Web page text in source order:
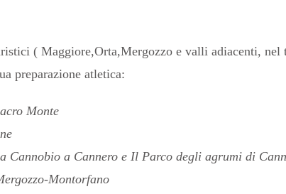
( Maggiore,Orta,Mergozzo e valli adiacenti,
preparazione atletica:
Monte
Cannobio a Cannero e Il Parco degli agrumi di
Montorfano